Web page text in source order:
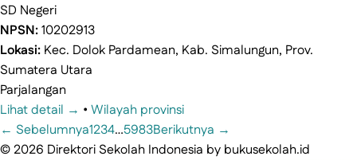
SD Negeri
NPSN:10202913
Lokasi: Kec. Dolok Pardamean, Kab. Simalungun, Prov.
Sumatera Utara
Parjalangan
Lihat detail → • Wilayah provinsi
← Sebelumnya1234…5983Berikutnya →
© 2026 Direktori Sekolah Indonesia by bukusekolah.id